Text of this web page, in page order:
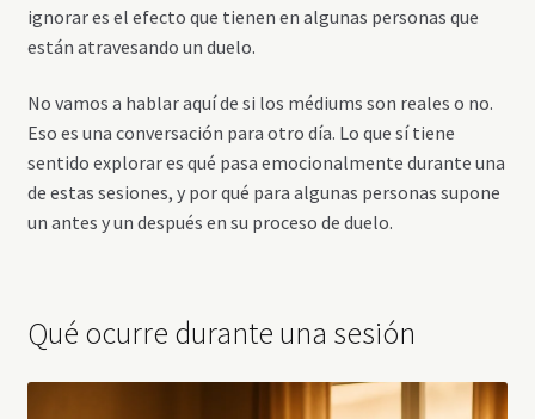
ignorar es el efecto que tienen en algunas personas que
están atravesando un duelo.
No vamos a hablar aquí de si los médiums son reales o no.
Eso es una conversación para otro día. Lo que sí tiene
sentido explorar es qué pasa emocionalmente durante una
de estas sesiones, y por qué para algunas personas supone
un antes y un después en su proceso de duelo.
Qué ocurre durante una sesión